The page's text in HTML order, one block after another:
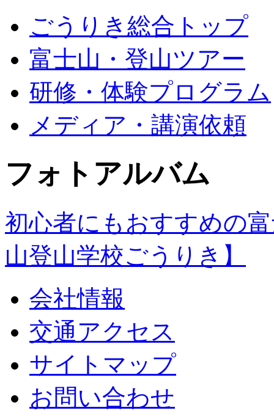
ごうりき総合トップ
富士山・登山ツアー
研修・体験プログラム
メディア・講演依頼
フォトアルバム
初心者にもおすすめの
山登山学校ごうりき】
会社情報
交通アクセス
サイトマップ
お問い合わせ